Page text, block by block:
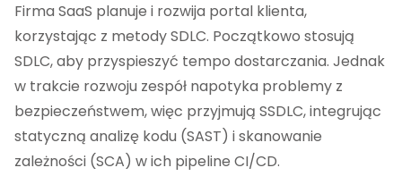
Firma SaaS planuje i rozwija portal klienta,
korzystając z metody SDLC. Początkowo stosują
SDLC, aby przyspieszyć tempo dostarczania. Jednak
w trakcie rozwoju zespół napotyka problemy z
bezpieczeństwem, więc przyjmują SSDLC, integrując
statyczną analizę kodu (SAST) i skanowanie
zależności (SCA) w ich pipeline CI/CD.